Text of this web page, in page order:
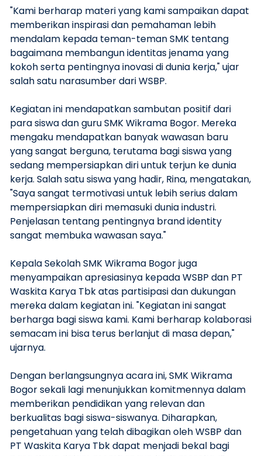
"Kami berharap materi yang kami sampaikan dapat
memberikan inspirasi dan pemahaman lebih
mendalam kepada teman-teman SMK tentang
bagaimana membangun identitas jenama yang
kokoh serta pentingnya inovasi di dunia kerja," ujar
salah satu narasumber dari WSBP.
Kegiatan ini mendapatkan sambutan positif dari
para siswa dan guru SMK Wikrama Bogor. Mereka
mengaku mendapatkan banyak wawasan baru
yang sangat berguna, terutama bagi siswa yang
sedang mempersiapkan diri untuk terjun ke dunia
kerja. Salah satu siswa yang hadir, Rina, mengatakan,
"Saya sangat termotivasi untuk lebih serius dalam
mempersiapkan diri memasuki dunia industri.
Penjelasan tentang pentingnya brand identity
sangat membuka wawasan saya."
Kepala Sekolah SMK Wikrama Bogor juga
menyampaikan apresiasinya kepada WSBP dan PT
Waskita Karya Tbk atas partisipasi dan dukungan
mereka dalam kegiatan ini. "Kegiatan ini sangat
berharga bagi siswa kami. Kami berharap kolaborasi
semacam ini bisa terus berlanjut di masa depan,"
ujarnya.
Dengan berlangsungnya acara ini, SMK Wikrama
Bogor sekali lagi menunjukkan komitmennya dalam
memberikan pendidikan yang relevan dan
berkualitas bagi siswa-siswanya. Diharapkan,
pengetahuan yang telah dibagikan oleh WSBP dan
PT Waskita Karya Tbk dapat menjadi bekal bagi